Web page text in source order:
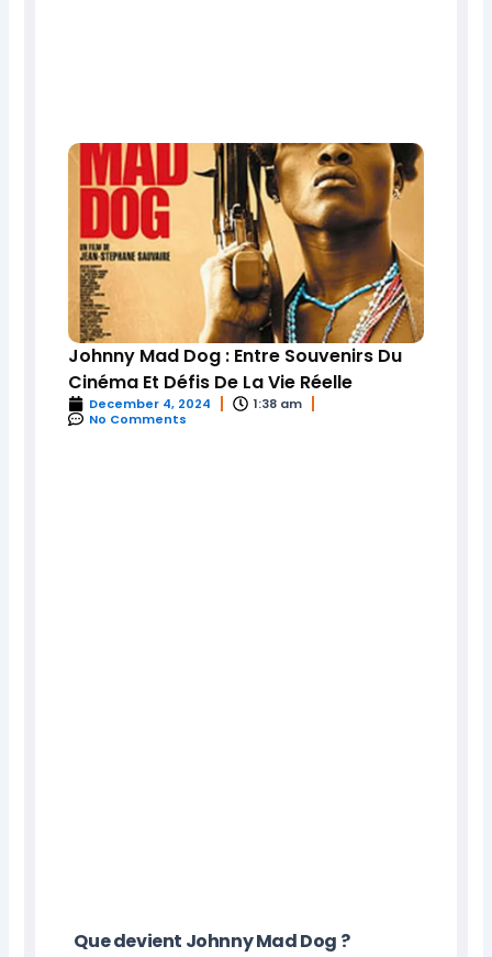
Johnny Mad Dog : Entre Souvenirs Du
Cinéma Et Défis De La Vie Réelle
December 4, 2024
1:38 am
No Comments
Que devient Johnny Mad Dog ?